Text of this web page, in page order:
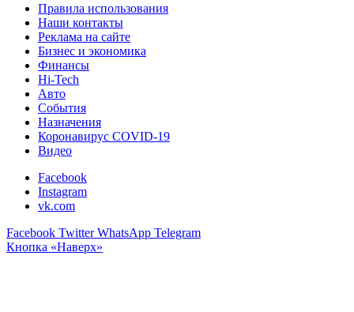
Правила использования
Наши контакты
Реклама на сайте
Бизнес и экономика
Финансы
Hi-Tech
Авто
События
Назначения
Коронавирус COVID-19
Видео
Facebook
Instagram
vk.com
Facebook Twitter WhatsApp Telegram
Кнопка «Наверх»